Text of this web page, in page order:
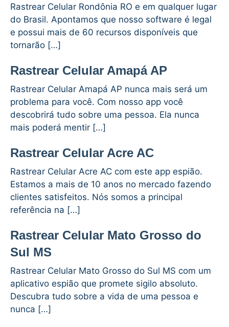
Rastrear Celular Rondônia RO e em qualquer lugar
do Brasil. Apontamos que nosso software é legal
e possui mais de 60 recursos disponíveis que
tornarão […]
Rastrear Celular Amapá AP
Rastrear Celular Amapá AP nunca mais será um
problema para você. Com nosso app você
descobrirá tudo sobre uma pessoa. Ela nunca
mais poderá mentir […]
Rastrear Celular Acre AC
Rastrear Celular Acre AC com este app espião.
Estamos a mais de 10 anos no mercado fazendo
clientes satisfeitos. Nós somos a principal
referência na […]
Rastrear Celular Mato Grosso do
Sul MS
Rastrear Celular Mato Grosso do Sul MS com um
aplicativo espião que promete sigilo absoluto.
Descubra tudo sobre a vida de uma pessoa e
nunca […]